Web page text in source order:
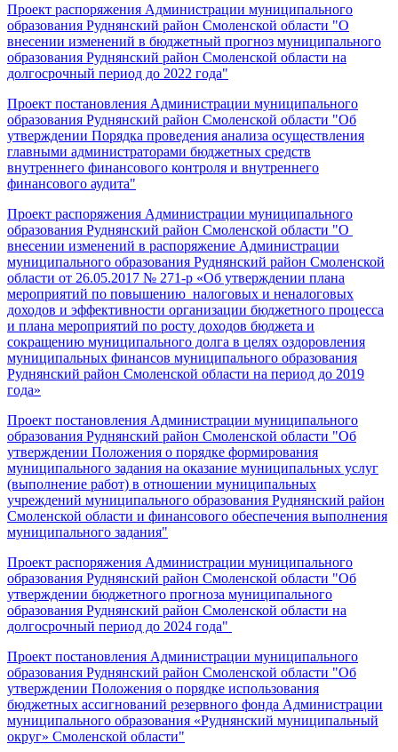
Проект распоряжения Администрации муниципального
образования Руднянский район Смоленской области "О
внесении изменений в бюджетный прогноз муниципального
образования Руднянский район Смоленской области на
долгосрочный период до 2022 года"
Проект постановления Администрации муниципального
образования Руднянский район Смоленской области "Об
утверждении Порядка проведения анализа осуществления
главными администраторами бюджетных средств
внутреннего финансового контроля и внутреннего
финансового аудита"
Проект распоряжения Администрации муниципального
образования Руднянский район Смоленской области "О
внесении изменений в распоряжение Администрации
муниципального образования Руднянский район Смоленской
области от 26.05.2017 № 271-р «Об утверждении плана
мероприятий по повышению налоговых и неналоговых
доходов и эффективности организации бюджетного процесса
и плана мероприятий по росту доходов бюджета и
сокращению муниципального долга в целях оздоровления
муниципальных финансов муниципального образования
Руднянский район Смоленской области на период до 2019
года»
Проект постановления Администрации муниципального
образования Руднянский район Смоленской области "Об
утверждении Положения о порядке формирования
муниципального задания на оказание муниципальных услуг
(выполнение работ) в отношении муниципальных
учреждений муниципального образования Руднянский район
Смоленской области и финансового обеспечения выполнения
муниципального задания"
Проект распоряжения Администрации муниципального
образования Руднянский район Смоленской области "Об
утверждении бюджетного прогноза муниципального
образования Руднянский район Смоленской области на
долгосрочный период до 2024 года"
Проект постановления Администрации муниципального
образования Руднянский район Смоленской области "Об
утверждении Положения о порядке использования
бюджетных ассигнований резервного фонда Администрации
муниципального образования «Руднянский муниципальный
округ» Смоленской области"